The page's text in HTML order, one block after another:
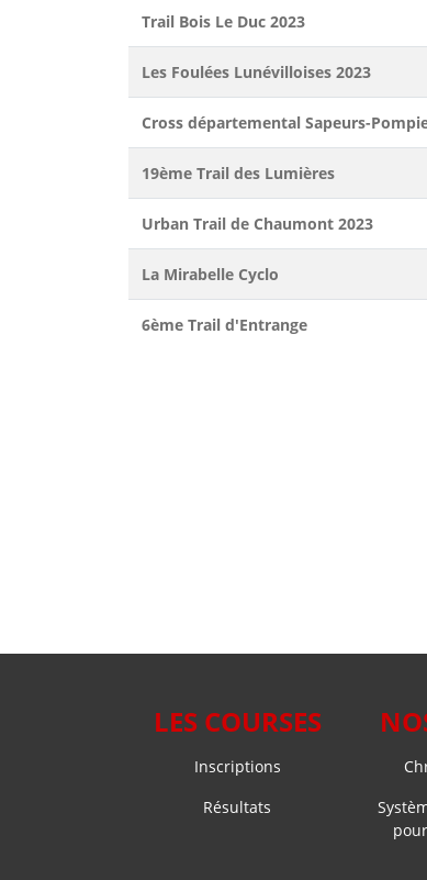
Trail Bois Le Duc 2023
Les Foulées Lunévilloises 2023
Cross départemental Sapeurs-
19ème Trail des Lumières
Urban Trail de Chaumont 2023
La Mirabelle Cyclo
6ème Trail d'Entrange
LES COURSES
Inscriptions
Résultats